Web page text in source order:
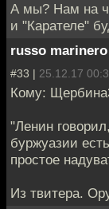
А мы? Нам на
и "Карателе"
russo marinero
#33 | 25.12.17
Кому:
"Ленин
буржуазии
простое
Из твитера.